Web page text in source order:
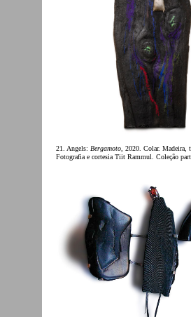
21. Angels: Bergamoto , 2020. Colar. Madeira,
Fotografia e cortesia Tiit Rammul. Coleção